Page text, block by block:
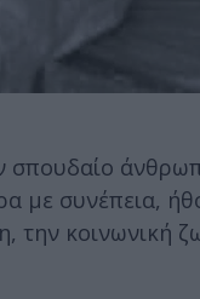
σπουδαίο
με συνέπεια,
την κοινωνική